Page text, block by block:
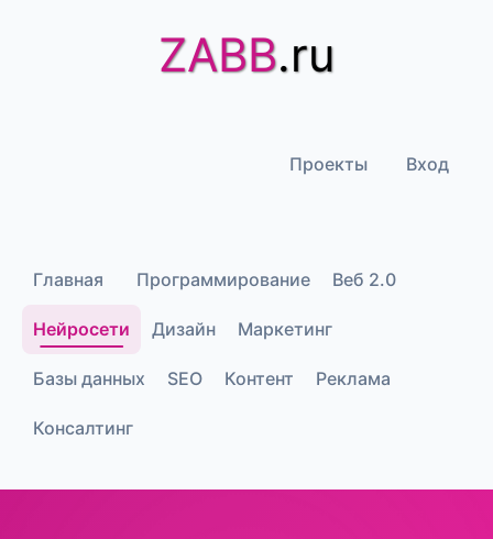
ZABB.ru
Проекты Вход
Главная Программирование Веб 2.0
Нейросети Дизайн Маркетинг
Базы данных SEO Контент Реклама
Консалтинг